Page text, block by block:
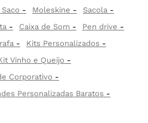
Moleskine
Sacola
Caixa de Som
Pen drive
Kits Personalizados
Vinho e Queijo
Corporativo
Personalizadas Baratos